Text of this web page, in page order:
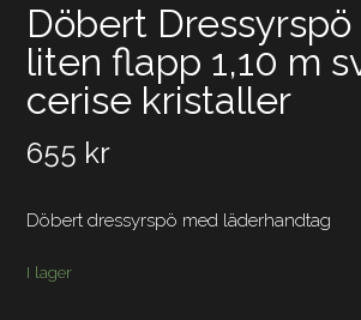
Döbert
liten flapp 1,10 m
cerise kristaller
655 kr
Döbert dressyrspö med läderhandtag
I lager